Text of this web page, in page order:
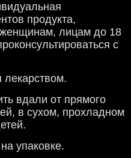
продукта,
лицам до 18
с
лекарством.
вдали от прямого
в сухом, прохладном
упаковке.